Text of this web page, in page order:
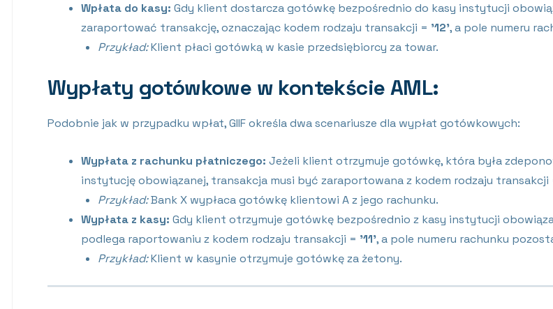
Wpłata do kasy: Gdy klient dostarcza gotówkę bezpośrednio do kasy instytucji
zaraportować transakcję, oznaczając kodem rodzaju transakcji = ’12’, a pole numeru
Przykład:Klient płaci gotówką w kasie przedsiębiorcy za towar.
Wypłaty gotówkowe w kontekście AML:
Podobnie jak w przypadku wpłat, GIIF określa dwa scenariusze dla wypłat gotówkowych:
Wypłata z rachunku płatniczego: Jeżeli klient otrzymuje gotówkę, która była
instytucję obowiązanej, transakcja musi być zaraportowana z kodem rodzaju transakcji
Przykład:Bank X wypłaca gotówkę klientowi A z jego rachunku.
Wypłata z kasy: Gdy klient otrzymuje gotówkę bezpośrednio z kasy instytucji
podlega raportowaniu z kodem rodzaju transakcji = ’11’, a pole numeru rachunku
Przykład:Klient w kasynie otrzymuje gotówkę za żetony.